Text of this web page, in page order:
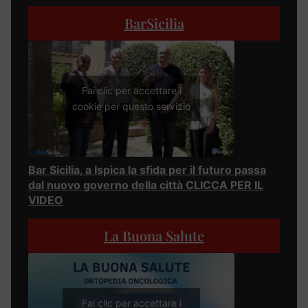
BarSicilia
Fai clic per accettare i
cookie per questo servizio
Bar Sicilia, a Ispica la sfida per il futuro passa
dal nuovo governo della città CLICCA PER IL
VIDEO
La Buona Salute
Fai clic per accettare i